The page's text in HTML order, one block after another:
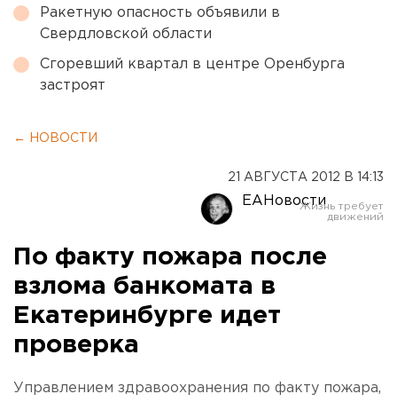
Ракетную опасность объявили в
Свердловской области
Сгоревший квартал в центре Оренбурга
застроят
← НОВОСТИ
21 АВГУСТА 2012 В 14:13
ЕАНовости
По факту пожара после
взлома банкомата в
Екатеринбурге идет
проверка
Управлением здравоохранения по факту пожара,